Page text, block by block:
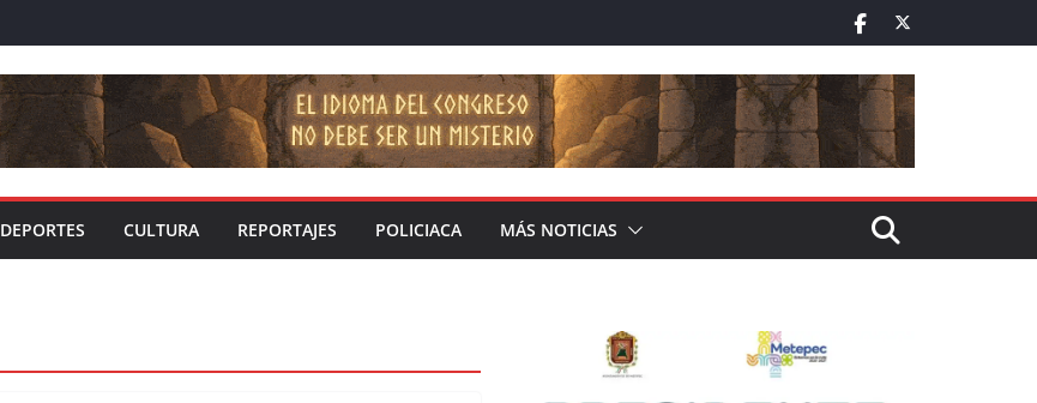
DEPORTES CULTURA REPORTAJES POLICIACA MÁS NOTICIAS